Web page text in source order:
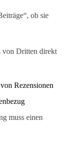
ob sie
von Dritten direkt
Rezensionen
muss einen